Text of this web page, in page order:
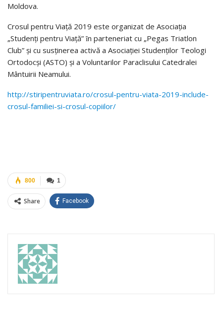
Moldova.
Crosul pentru Viață 2019 este organizat de Asociația
„Studenți pentru Viață” ȋn parteneriat cu „Pegas Triatlon
Club” și cu susținerea activă a Asociației Studenților Teologi
Ortodocși (ASTO) și a Voluntarilor Paraclisului Catedralei
Mântuirii Neamului.
http://stiripentruviata.ro/crosul-pentru-viata-2019-include-
crosul-familiei-si-crosul-copiilor/
1
800
Share Facebook